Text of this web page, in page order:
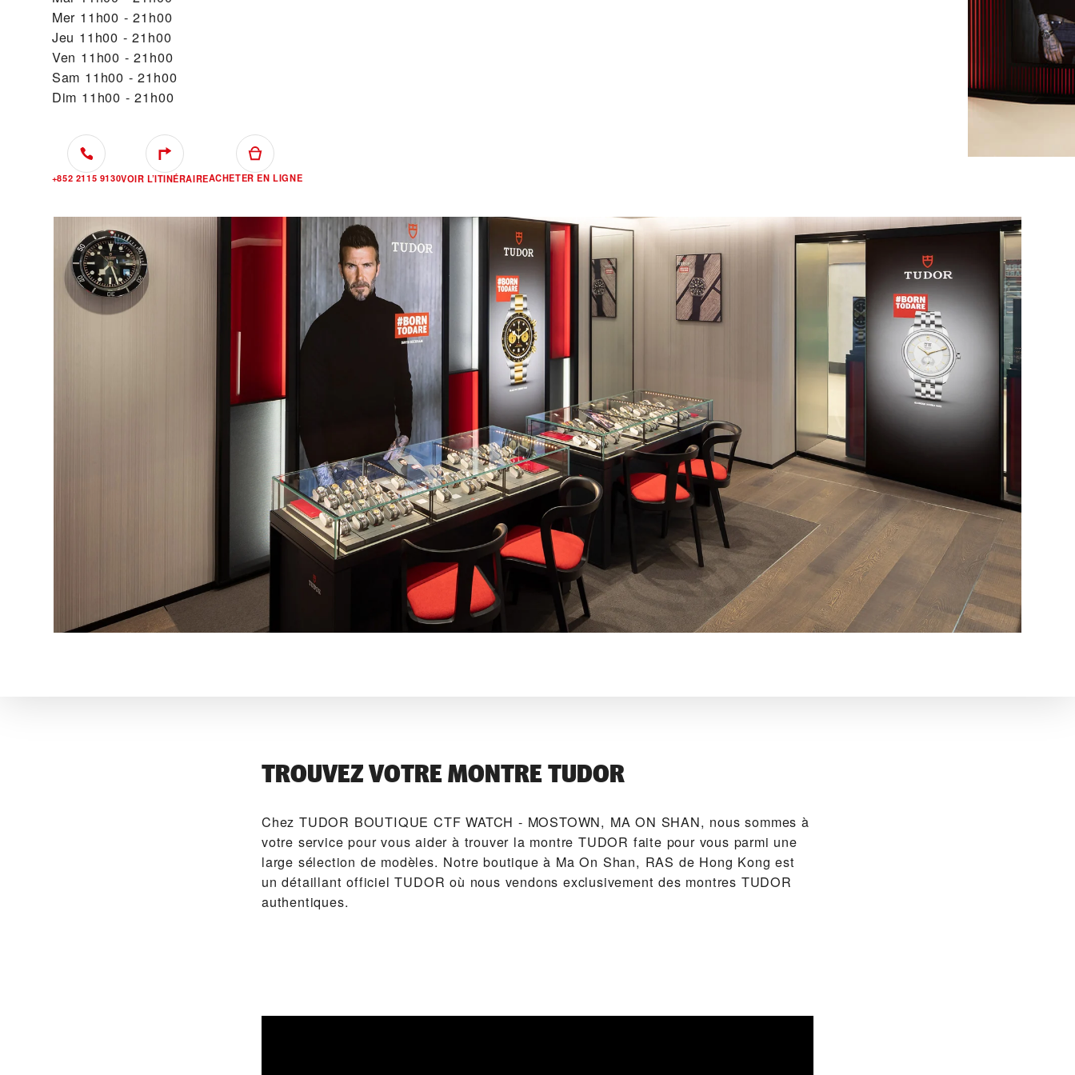
Mer 11h00 - 21h00
Jeu 11h00 - 21h00
Ven 11h00 - 21h00
Sam 11h00 - 21h00
Dim 11h00 - 21h00
+852 2115 9130VOIR L’ITINÉRAIREACHETER EN LIGNE
TROUVEZ VOTRE MONTRE TUDOR
Chez ‭TUDOR BOUTIQUE CTF WATCH - MOSTOWN, MA ON SHAN‬, nous sommes à
votre service pour vous aider à trouver la montre TUDOR faite pour vous parmi une
large sélection de modèles. Notre boutique à Ma On Shan, RAS de Hong Kong est
un détaillant officiel TUDOR où nous vendons exclusivement des montres TUDOR
authentiques.